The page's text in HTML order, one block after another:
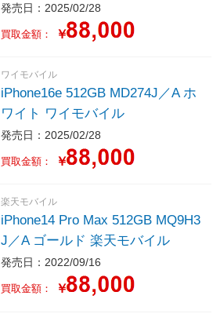
発売日：2025/02/28
買取金額： ￥
ワイモバイル
iPhone16e 512GB MD274J／A ホ
ワイト ワイモバイル
発売日：2025/02/28
買取金額： ￥
楽天モバイル
iPhone14 Pro Max 512GB MQ9H3
J／A ゴールド 楽天モバイル
発売日：2022/09/16
買取金額： ￥